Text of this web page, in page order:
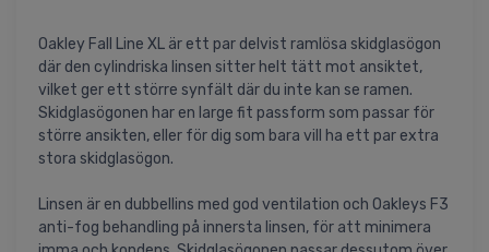
Oakley Fall Line XL är ett par delvist ramlösa skidglasögon
där den cylindriska linsen sitter helt tätt mot ansiktet,
vilket ger ett större synfält där du inte kan se ramen.
Skidglasögonen har en large fit passform som passar för
större ansikten, eller för dig som bara vill ha ett par extra
stora skidglasögon.
Linsen är en dubbellins med god ventilation och Oakleys F3
anti-fog behandling på innersta linsen, för att minimera